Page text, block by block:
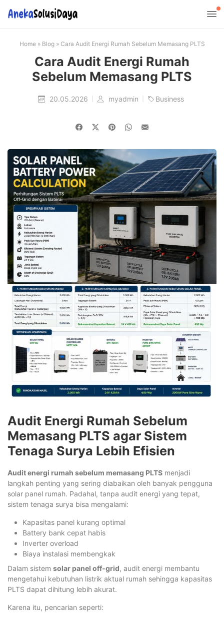
Home» Blog» Cara Audit Energi Rumah Sebelum Memasang PLTS
Cara Audit Energi Rumah
Sebelum Memasang PLTS
20.05.2026 myadmin Business
Audit Energi Rumah Sebelum
Memasang PLTS agar Sistem
Tenaga Surya Lebih Efisien
Audit energi rumah sebelum memasang PLTS menjadi
langkah penting yang sering diabaikan oleh banyak pengguna
solar panel rumah. Padahal, tanpa audit energi yang tepat,
sistem tenaga surya bisa mengalami:
Kapasitas panel kurang optimal
Battery bank cepat habis
Inverter overload
Biaya instalasi membengkak
Dalam sistem solar panel off-grid, audit energi membantu
mengetahui kebutuhan listrik aktual rumah sehingga kapasitas
PLTS dapat dihitung lebih akurat.
Karena itu, pencarian seperti: